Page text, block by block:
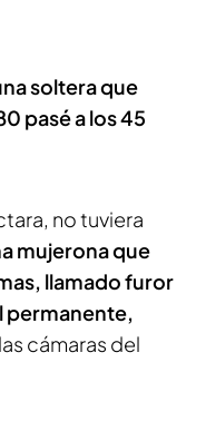
soltera que
pasé a los 45
no tuviera
mujerona que
llamado furor
permanente,
cámaras del